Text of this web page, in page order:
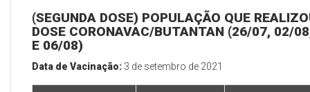
(SEGUNDA DOSE) POPULAÇÃO QUE
DOSE CORONAVAC/BUTANTAN (26/07, 02/
E 06/08)
Data de Vacinação: 3 de setembro de 2021